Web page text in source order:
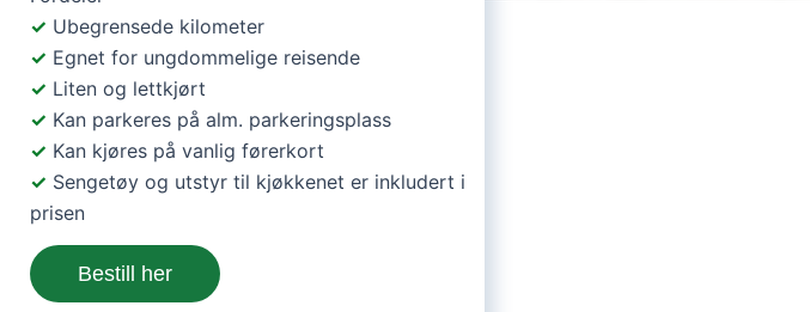
Ubegrensede kilometer
Egnet for ungdommelige reisende
Liten og lettkjørt
Kan parkeres på alm. parkeringsplass
Kan kjøres på vanlig førerkort
Sengetøy og utstyr til kjøkkenet er inkludert i
prisen
Bestill her